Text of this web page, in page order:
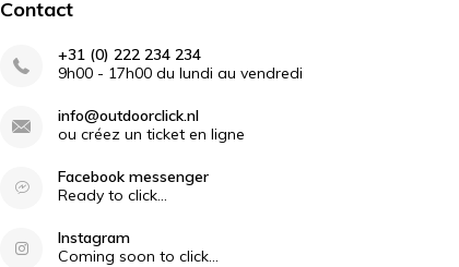
Contact
+31 (0) 222 234 234
9h00 - 17h00 du lundi au vendredi
info@outdoorclick.nl
ou créez un ticket en ligne
Facebook messenger
Ready to click...
Instagram
Coming soon to click...